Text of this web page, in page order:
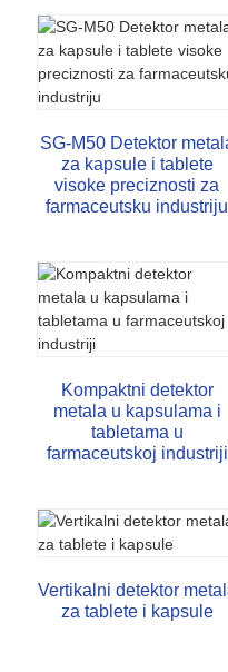
SG-M50 Detektor
za kapsule i tablete
visoke preciznosti za
farmaceutsku industriju
Kompaktni detektor
metala u kapsulama i
tabletama u
farmaceutskoj industriji
Vertikalni detektor
za tablete i kapsule